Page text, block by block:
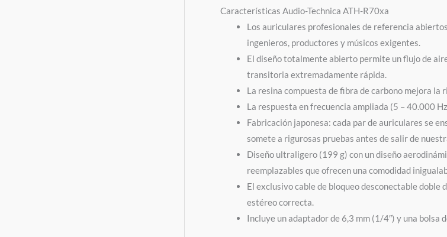
Características Audio-Technica ATH-R70xa
Los auriculares profesionales de referencia
ingenieros, productores y músicos exigentes.
El diseño totalmente abierto permite un flujo de
transitoria extremadamente rápida.
La resina compuesta de fibra de carbono mejora
La respuesta en frecuencia ampliada (5 – 40.000
Fabricación japonesa: cada par de auriculares se
somete a rigurosas pruebas antes de salir de
Diseño ultraligero (199 g) con un diseño
reemplazables que ofrecen una comodidad
El exclusivo cable de bloqueo desconectable
estéreo correcta.
Incluye un adaptador de 6,3 mm (1/4″) y una bolsa